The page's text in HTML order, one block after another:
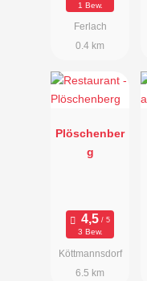
1 Bew.
Ferlach
0.4 km
Plöschenber
g
3 Bew.
Köttmannsdorf
6.5 km